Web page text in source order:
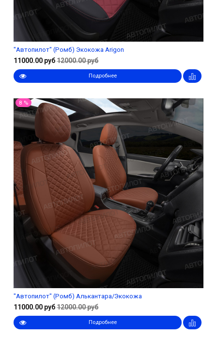
"Автопилот" (Ромб) Экокожа Arigon
11000.00 руб12000.00 руб
Подробнее
8 %
"Автопилот" (Ромб) Алькантара/Экокожа
11000.00 руб12000.00 руб
Подробнее